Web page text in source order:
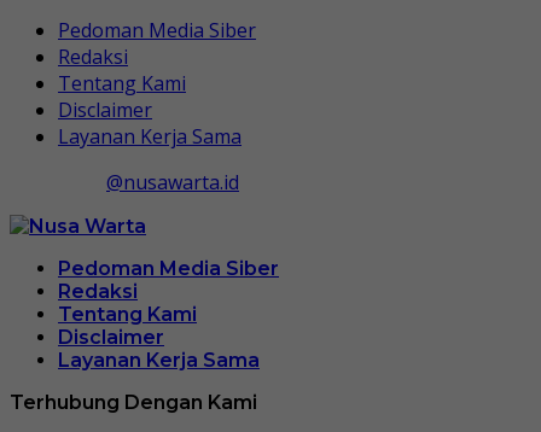
Pedoman Media Siber
Redaksi
Tentang Kami
Disclaimer
Layanan Kerja Sama
@nusawarta.id
Pedoman Media Siber
Redaksi
Tentang Kami
Disclaimer
Layanan Kerja Sama
Terhubung Dengan Kami